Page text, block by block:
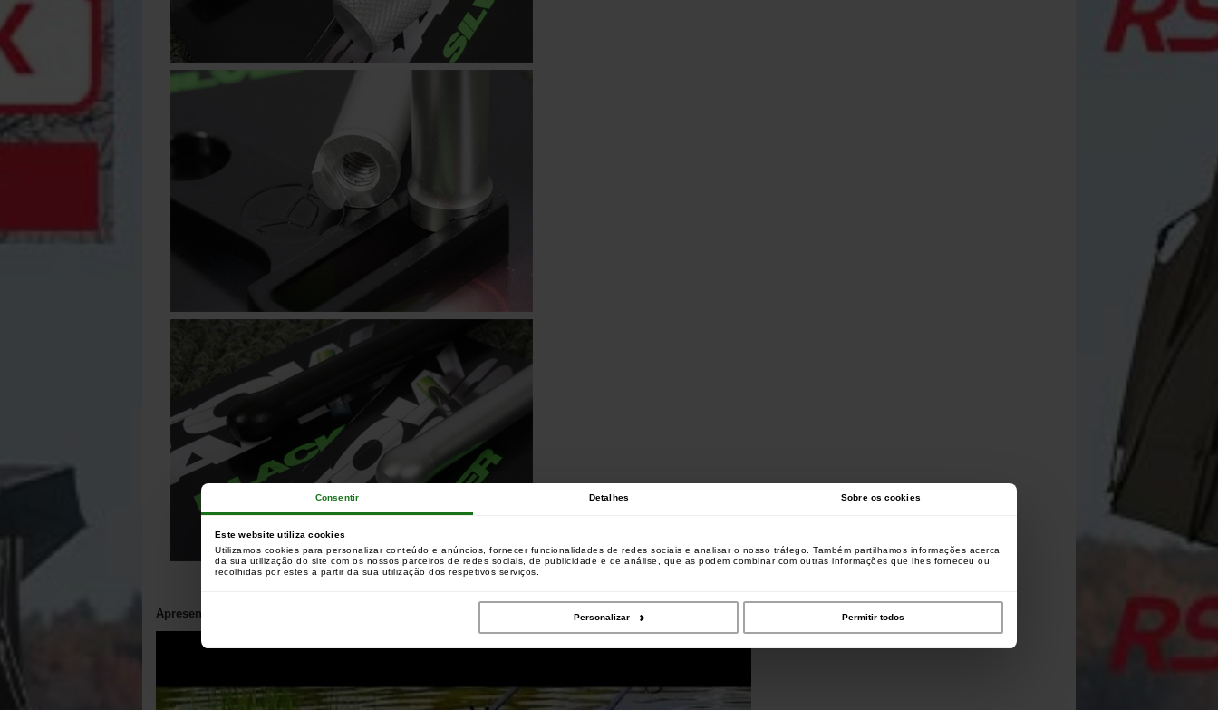
Consentir Detalhes Sobre os cookies
Este website utiliza cookies
Utilizamos cookies para personalizar conteúdo e anúncios, fornecer funcionalidades de redes sociais e analisar o nosso tráfego. Também partilhamos informações acerca
da sua utilização do site com os nossos parceiros de redes sociais, de publicidade e de análise, que as podem combinar com outras informações que lhes forneceu ou
recolhidas por estes a partir da sua utilização dos respetivos serviços.
Personalizar Permitir todos
Apresentação do produto